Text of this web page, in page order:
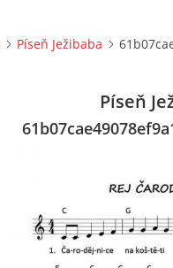
Píseň Ježibaba
Píseň